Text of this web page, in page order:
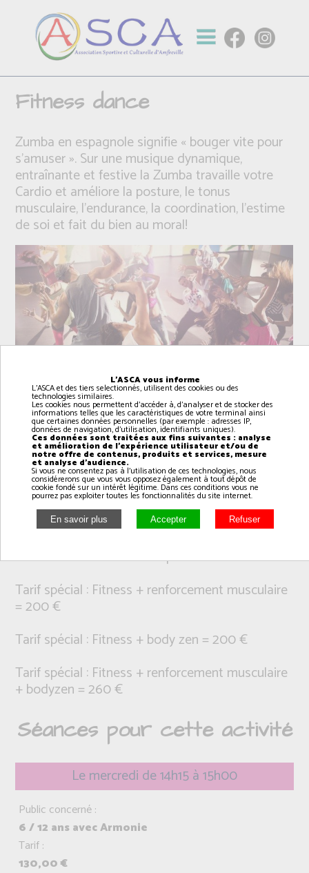
Fitness dance
Zumba en espagnole signifie « bouger vite pour
s’amuser ». Sur une musique dynamique,
entraînante et festive la Zumba travaille votre
Cardio et améliore la posture, le tonus
musculaire, l’endurance, la coordination, l’estime
de soi et fait du bien au moral!
Intervenant(e): Armonie et Théophile
et de danser tout en se dépensant.
Tarif spécial : Fitness + renforcement musculaire
= 200 €
Tarif spécial : Fitness + body zen = 200 €
Tarif spécial : Fitness + renforcement musculaire
+ bodyzen = 260 €
Séances pour cette activité
Le mercredi de 14h15 à 15h00
Public concerné :
6 / 12 ans avec Armonie
Tarif :
130,00 €
L'ASCA vous informe
L'ASCA et des tiers selectionnés, utilisent des cookies ou des
technologies similaires.
Les cookies nous permettent d'accéder à, d'analyser et de stocker des
informations telles que les caractéristiques de votre terminal ainsi
que certaines données personnelles (par exemple : adresses IP,
données de navigation, d'utilisation, identifiants uniques).
Ces données sont traitées aux fins suivantes : analyse
et amélioration de l'expérience utilisateur et/ou de
notre offre de contenus, produits et services, mesure
et analyse d'audience.
Si vous ne consentez pas à l'utilisation de ces technologies, nous
considérerons que vous vous opposez également à tout dépôt de
cookie fondé sur un intérêt légitime. Dans ces conditions vous ne
pourrez pas exploiter toutes les fonctionnalités du site internet.